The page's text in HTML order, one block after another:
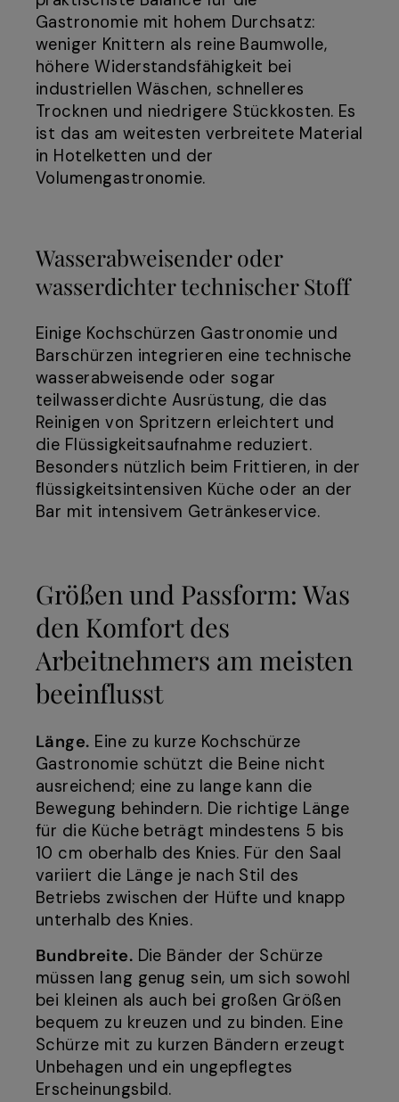
Gastronomie mit hohem Durchsatz:
weniger Knittern als reine Baumwolle,
höhere Widerstandsfähigkeit bei
industriellen Wäschen, schnelleres
Trocknen und niedrigere Stückkosten. Es
ist das am weitesten verbreitete Material
in Hotelketten und der
Volumengastronomie.
Wasserabweisender oder
wasserdichter technischer Stoff
Einige Kochschürzen Gastronomie und
Barschürzen integrieren eine technische
wasserabweisende oder sogar
teilwasserdichte Ausrüstung, die das
Reinigen von Spritzern erleichtert und
die Flüssigkeitsaufnahme reduziert.
Besonders nützlich beim Frittieren, in der
flüssigkeitsintensiven Küche oder an der
Bar mit intensivem Getränkeservice.
Größen und Passform: Was
den Komfort des
Arbeitnehmers am meisten
beeinflusst
Länge. Eine zu kurze Kochschürze
Gastronomie schützt die Beine nicht
ausreichend; eine zu lange kann die
Bewegung behindern. Die richtige Länge
für die Küche beträgt mindestens 5 bis
10 cm oberhalb des Knies. Für den Saal
variiert die Länge je nach Stil des
Betriebs zwischen der Hüfte und knapp
unterhalb des Knies.
Bundbreite. Die Bänder der Schürze
müssen lang genug sein, um sich sowohl
bei kleinen als auch bei großen Größen
bequem zu kreuzen und zu binden. Eine
Schürze mit zu kurzen Bändern erzeugt
Unbehagen und ein ungepflegtes
Erscheinungsbild.